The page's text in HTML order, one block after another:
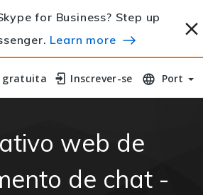
for Business? Step up
Learn more
gratuita
gratuita Inscrever-se
Inscrever-se Port
web de
de chat -